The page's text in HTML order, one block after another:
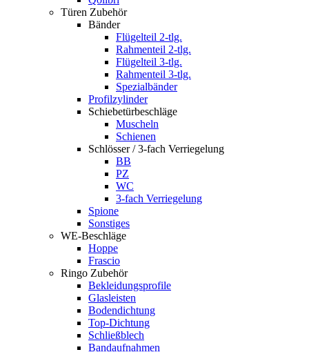
Türen Zubehör
Bänder
Flügelteil 2-tlg.
Rahmenteil 2-tlg.
Flügelteil 3-tlg.
Rahmenteil 3-tlg.
Spezialbänder
Profilzylinder
Schiebetürbeschläge
Muscheln
Schienen
Schlösser / 3-fach Verriegelung
BB
PZ
WC
3-fach Verriegelung
Spione
Sonstiges
WE-Beschläge
Hoppe
Frascio
Ringo Zubehör
Bekleidungsprofile
Glasleisten
Bodendichtung
Top-Dichtung
Schließblech
Bandaufnahmen